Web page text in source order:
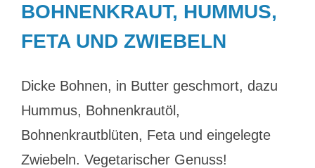
BOHNENKRAUT, HUMMUS,
FETA UND ZWIEBELN
Dicke Bohnen, in Butter geschmort, dazu
Hummus, Bohnenkrautöl,
Bohnenkrautblüten, Feta und eingelegte
Zwiebeln. Vegetarischer Genuss!